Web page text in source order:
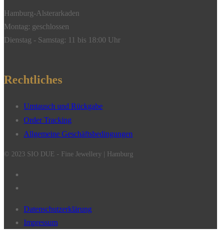
Hamburg-Alsterarkaden
Montag: geschlossen
Dienstag - Samstag: 11 bis 18:00 Uhr
Rechtliches
Umtausch und Rückgabe
Order Tracking
Allgemeine Geschäftsbedingungen
© 2023 SIO DUE - Fine Jewellery | Hamburg
Datenschutzerklärung
Impressum